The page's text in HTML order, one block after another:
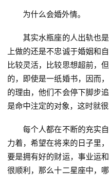
为什么会婚外情。
其实水瓶座的人出轨也是
上做的还是不忠诚于婚姻和
比较灵活，比较思想超前，
的，即使是一纸婚书，因而
的理由，他们不会停下脚步
是命中注定的对象，这时就很
每个人都在不断的充实自
力着，希望在将来的日子里
要是拥有好的财运，事业运
很顺利，那么十二星座中，